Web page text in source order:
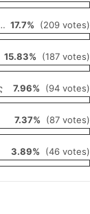
Γρηγόρης 17.7% (209 votes)
15.83% (187 votes)
7.96% (94 votes)
7.37% (87 votes)
3.89% (46 votes)